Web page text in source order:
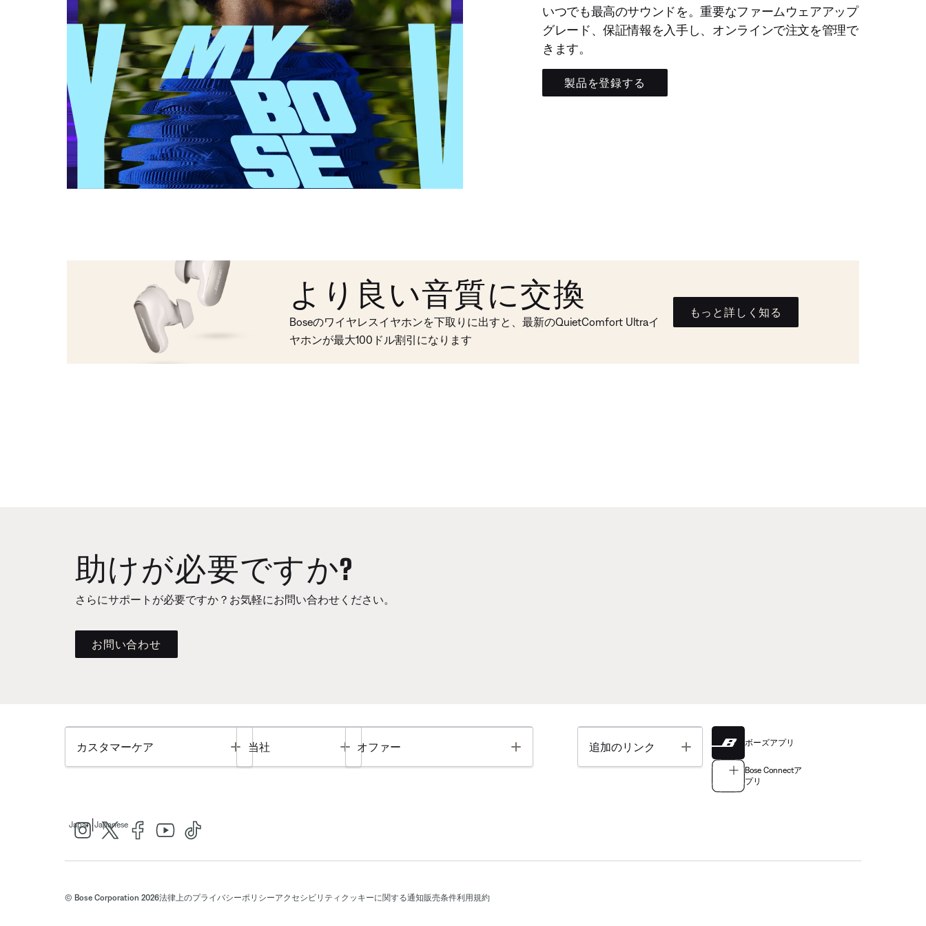
いつでも最高のサウンドを。重要なファームウェアアップ
グレード、保証情報を入手し、オンラインで注文を管理で
きます。
製品を登録する
より良い音質に交換
Boseのワイヤレスイヤホンを下取りに出すと、最新のQuietComfort Ultraイ
ヤホンが最大100ドル割引になります
もっと詳しく知る
助けが必要ですか?
さらにサポートが必要ですか？お気軽にお問い合わせください。
お問い合わせ
カスタマーケア Toggle
当社 Toggle
オファー Toggle 追加のリンク Toggle ボーズアプリ
Bose Connectア
プリ
Japan Japanese
© Bose Corporation 2026法律上のプライバシーポリシーアクセシビリティ クッキーに関する通知販売条件利用規約